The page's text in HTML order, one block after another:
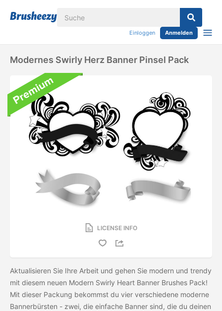
Einloggen Anmelden
Modernes Swirly Herz Banner Pinsel Pack
LICENSE INFO
Aktualisieren Sie Ihre Arbeit und gehen Sie modern und trendy
mit diesem neuen Modern Swirly Heart Banner Brushes Pack!
Mit dieser Packung bekommst du vier verschiedene moderne
Bannerbürsten - zwei, die einfache Banner sind, die du deinen